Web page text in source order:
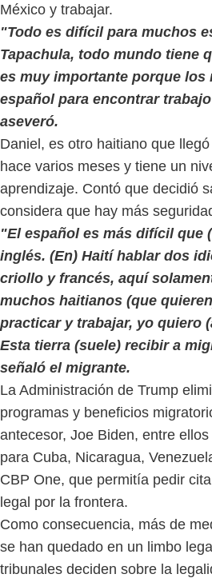
México y trabajar.
"Todo es difícil para muchos
Tapachula, todo mundo tiene
es muy importante porque los
español para encontrar
aseveró.
Daniel, es otro haitiano que
hace varios meses y tiene un
aprendizaje. Contó que decidió
considera que hay más
"El español es más difícil que
inglés. (En) Haití hablar dos
criollo y francés, aquí
muchos haitianos (que
practicar y trabajar, yo quiero
Esta tierra (suele) recibir a
señaló el migrante.
La Administración de Trump
programas y beneficios
antecesor, Joe Biden, entre
para Cuba, Nicaragua,
CBP One, que permitía pedir
legal por la frontera.
Como consecuencia, más de
se han quedado en un limbo
tribunales deciden sobre la